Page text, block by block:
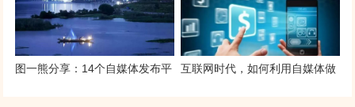
不难
图一熊分享：14个自媒体发布平
互联网时代，如何利用自媒体做